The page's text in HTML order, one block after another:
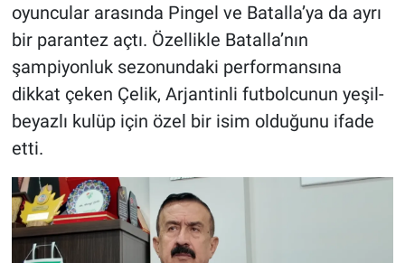
oyuncular arasında Pingel ve Batalla’ya da ayrı
bir parantez açtı. Özellikle Batalla’nın
şampiyonluk sezonundaki performansına
dikkat çeken Çelik, Arjantinli futbolcunun yeşil-
beyazlı kulüp için özel bir isim olduğunu ifade
etti.